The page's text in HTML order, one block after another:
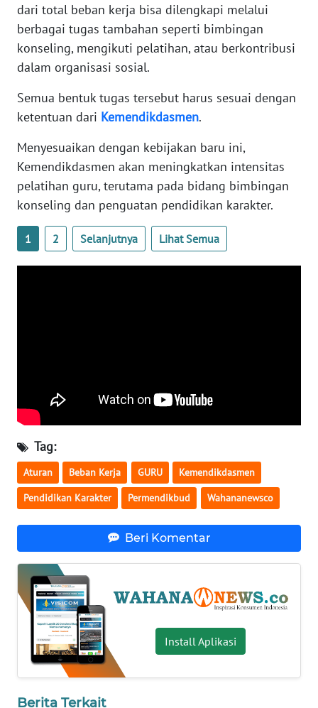
dari total beban kerja bisa dilengkapi melalui
berbagai tugas tambahan seperti bimbingan
konseling, mengikuti pelatihan, atau berkontribusi
dalam organisasi sosial.
Semua bentuk tugas tersebut harus sesuai dengan
ketentuan dari Kemendikdasmen.
Menyesuaikan dengan kebijakan baru ini,
Kemendikdasmen akan meningkatkan intensitas
pelatihan guru, terutama pada bidang bimbingan
konseling dan penguatan pendidikan karakter.
1 2 Selanjutnya Lihat Semua
Tag:
Aturan Beban Kerja GURU Kemendikdasmen
Pendidikan Karakter Permendikbud Wahananewsco
Beri Komentar
Install Aplikasi
Berita Terkait
WN
JABAR
BANTEN
NTT
WN
KEPRI
PAPUA
WN
SERAMBI
WN
JAMBI
NTB
WN
SULTENG
WN